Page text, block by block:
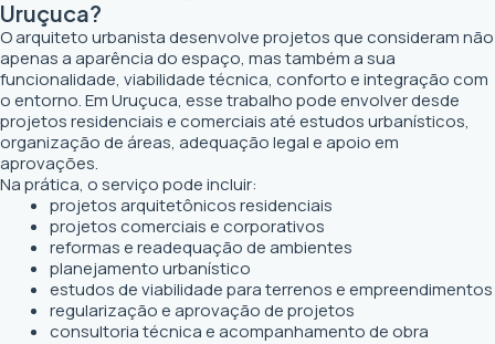
Uruçuca?
O arquiteto urbanista desenvolve projetos que consideram não
apenas a aparência do espaço, mas também a sua
funcionalidade, viabilidade técnica, conforto e integração com
o entorno. Em Uruçuca, esse trabalho pode envolver desde
projetos residenciais e comerciais até estudos urbanísticos,
organização de áreas, adequação legal e apoio em
aprovações.
Na prática, o serviço pode incluir:
projetos arquitetônicos residenciais
projetos comerciais e corporativos
reformas e readequação de ambientes
planejamento urbanístico
estudos de viabilidade para terrenos e empreendimentos
regularização e aprovação de projetos
consultoria técnica e acompanhamento de obra